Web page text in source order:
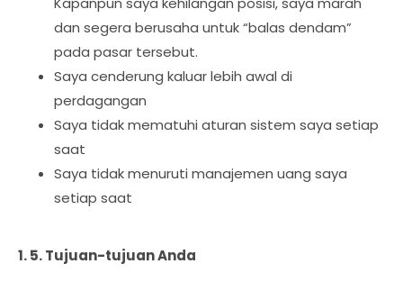
dan segera berusaha untuk “balas dendam”
pada pasar tersebut.
Saya cenderung kaluar lebih awal di
perdagangan
Saya tidak mematuhi aturan sistem saya setiap
saat
Saya tidak menuruti manajemen uang saya
setiap saat
1. 5. Tujuan-tujuan Anda